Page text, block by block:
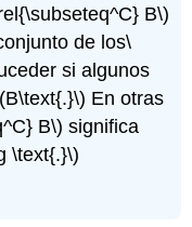
B\)
de los\
si algunos
En otras
B\) significa
\text{.}\)